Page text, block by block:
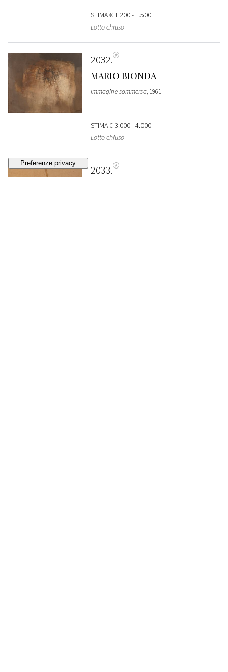
STIMA€ 1.200 - 1.500
Lotto chiuso
2032
MARIO BIONDA
Immagine sommersa, 1961
STIMA€ 3.000 - 4.000
Lotto chiuso
2033